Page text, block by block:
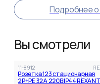
Подробнее о
Вы смотрели
11-8912
Розетка 123 стационарная
2Р+РЕ 32А 220В IP44 REXANT